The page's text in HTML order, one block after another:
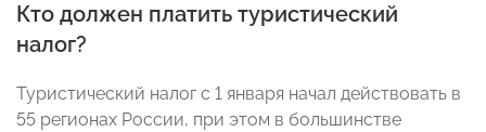
Кто должен платить туристический
налог?
Туристический налог с 1 января начал действовать в
55 регионах России, при этом в большинстве